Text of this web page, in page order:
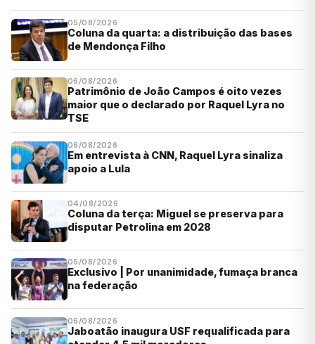
05/08/2026
Coluna da quarta: a distribuição das bases
de Mendonça Filho
06/08/2026
Patrimônio de João Campos é oito vezes
maior que o declarado por Raquel Lyra no
TSE
06/08/2026
Em entrevista à CNN, Raquel Lyra sinaliza
apoio a Lula
04/08/2026
Coluna da terça: Miguel se preserva para
disputar Petrolina em 2028
05/08/2026
Exclusivo | Por unanimidade, fumaça branca
na federação
06/08/2026
Jaboatão inaugura USF requalificada para